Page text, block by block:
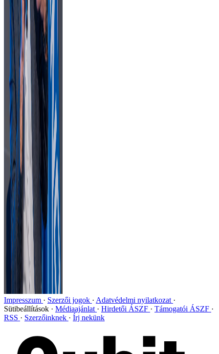
Impresszum Szerzői jogok
Adatvédelmi nyilatkozat
Sütibeállítások
Médiaajánlat Hirdetői ÁSZF
Támogatói ÁSZF
RSS
Szerzőinknek Írj nekünk